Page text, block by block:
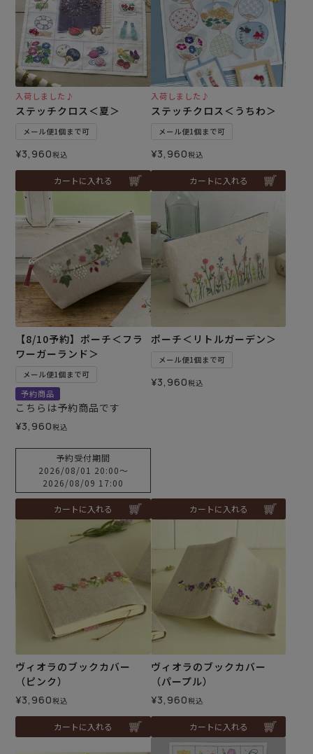
入荷しました♪
ステッチクロス＜夏＞
メール便1個まで可
¥3,960税込
カートに入れる
入荷しました♪
ステッチクロス＜うちわ＞
メール便1個まで可
¥3,960税込
カートに入れる
【8/10予約】ポーチ＜フラ
ワーガーランド＞
メール便1個まで可
予約商品
こちらは予約商品です
¥3,960税込
予約受付期間
2026/08/01 20:00〜
2026/08/09 17:00
カートに入れる
ポーチ＜リトルガーデン＞
メール便1個まで可
¥3,960税込
カートに入れる
ヴィオラのブックカバー
（ピンク）
¥3,960税込
カートに入れる
ヴィオラのブックカバー
（パープル）
¥3,960税込
カートに入れる